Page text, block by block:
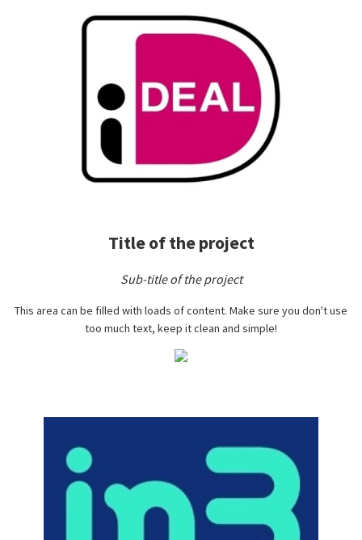
Title of the project
Sub-title of the project
This area can be filled with loads of content. Make sure you don't use
too much text, keep it clean and simple!